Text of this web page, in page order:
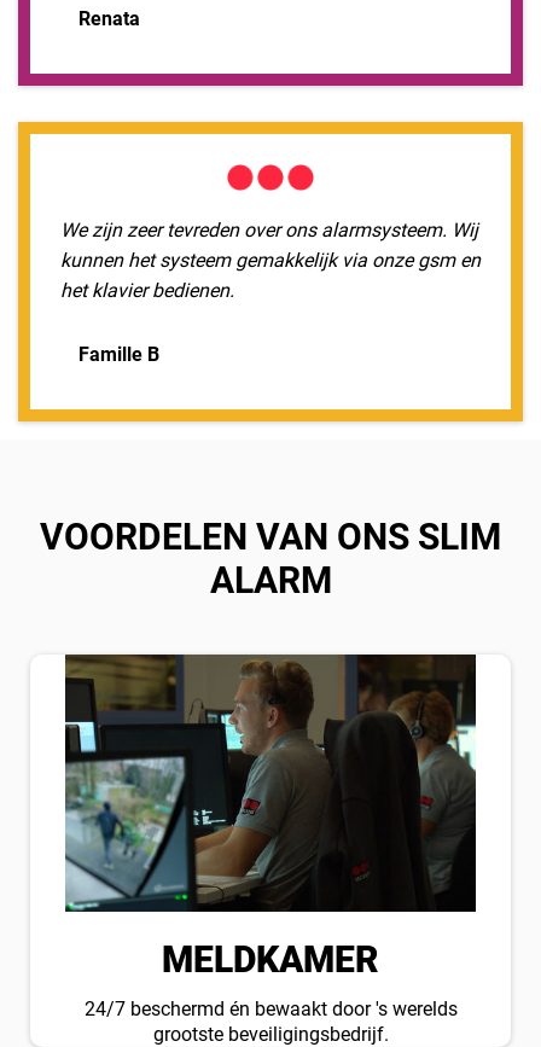
Renata
We zijn zeer tevreden over ons alarmsysteem. Wij
kunnen het systeem gemakkelijk via onze gsm en
het klavier bedienen.
Famille B
VOORDELEN VAN ONS SLIM
ALARM
MELDKAMER
24/7 beschermd én bewaakt door 's werelds
grootste beveiligingsbedrijf.